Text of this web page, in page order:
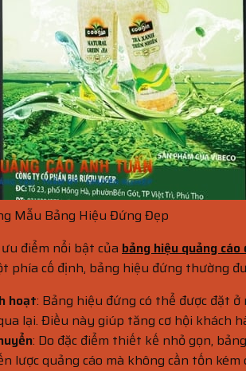
Mẫu Bảng Hiệu Đứng Đẹp
điểm nổi bật của bảng hiệu quảng cáo
phía cố định, bảng hiệu đứng thường
hoạt: Bảng hiệu đứng có thể được đặt
lại. Điều này giúp tăng cơ hội khách
: Do đặc điểm thiết kế nhỏ gọn,
lược quảng cáo mà không cần tốn